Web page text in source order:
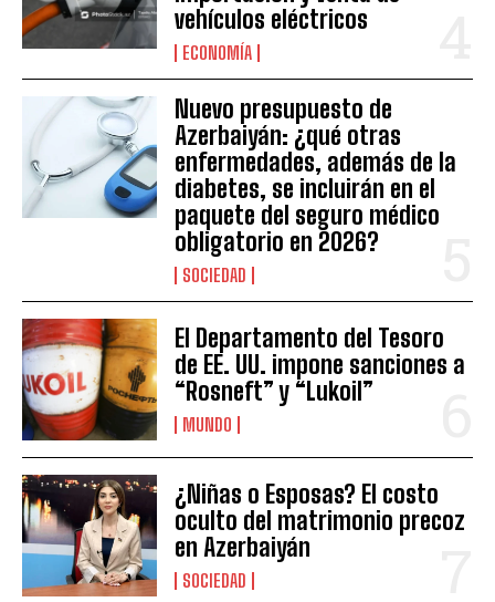
vehículos eléctricos
ECONOMÍA
Nuevo presupuesto de
Azerbaiyán: ¿qué otras
enfermedades, además de la
diabetes, se incluirán en el
paquete del seguro médico
obligatorio en 2026?
SOCIEDAD
El Departamento del Tesoro
de EE. UU. impone sanciones a
“Rosneft” y “Lukoil”
MUNDO
¿Niñas o Esposas? El costo
oculto del matrimonio precoz
en Azerbaiyán
SOCIEDAD